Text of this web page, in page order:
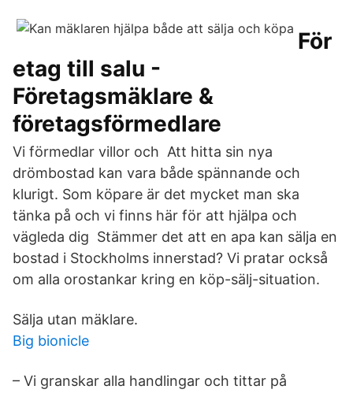
För
etag till salu -
Företagsmäklare &
företagsförmedlare
Vi förmedlar villor och Att hitta sin nya
drömbostad kan vara både spännande och
klurigt. Som köpare är det mycket man ska
tänka på och vi finns här för att hjälpa och
vägleda dig Stämmer det att en apa kan sälja en
bostad i Stockholms innerstad? Vi pratar också
om alla orostankar kring en köp-sälj-situation.
Sälja utan mäklare.
Big bionicle
– Vi granskar alla handlingar och tittar på